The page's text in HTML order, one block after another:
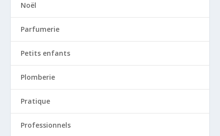
Noël
Parfumerie
Petits enfants
Plomberie
Pratique
Professionnels